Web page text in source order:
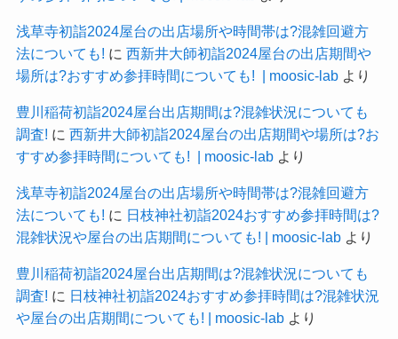
浅草寺初詣2024屋台の出店場所や時間帯は?混雑回避方
法についても! に 西新井大師初詣2024屋台の出店期間や
場所は?おすすめ参拝時間についても! | moosic-labより
豊川稲荷初詣2024屋台出店期間は?混雑状況についても
調査! に 西新井大師初詣2024屋台の出店期間や場所は?お
すすめ参拝時間についても! | moosic-labより
浅草寺初詣2024屋台の出店場所や時間帯は?混雑回避方
法についても! に 日枝神社初詣2024おすすめ参拝時間は?
混雑状況や屋台の出店期間についても! | moosic-labより
豊川稲荷初詣2024屋台出店期間は?混雑状況についても
調査! に 日枝神社初詣2024おすすめ参拝時間は?混雑状況
や屋台の出店期間についても! | moosic-labより